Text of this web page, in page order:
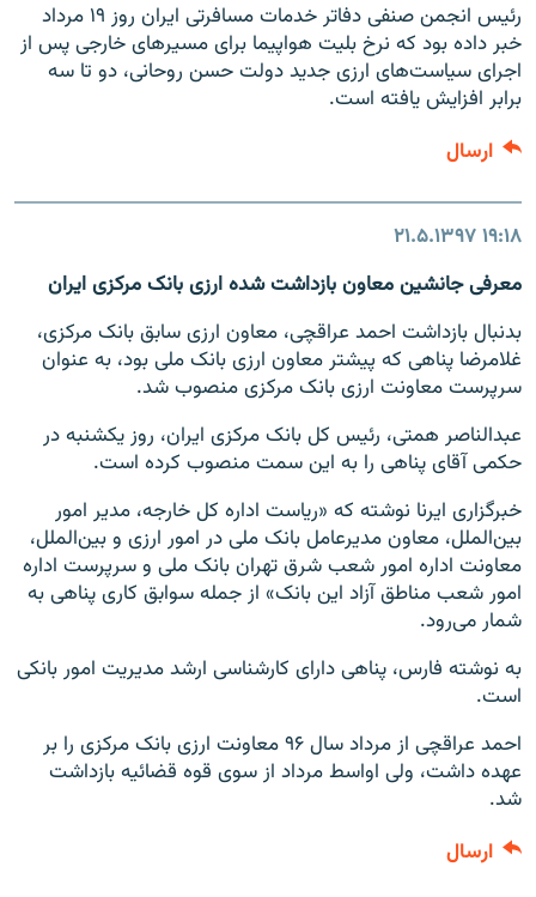
رئیس انجمن صنفی دفاتر خدمات مسافرتی ایران روز ۱۹ مرداد
خبر داده بود که نرخ بلیت هواپیما برای مسیرهای خارجی پس از
اجرای سیاست‌های ارزی جدید دولت حسن روحانی، دو تا سه
برابر افزایش یافته است.
ارسال
۱۹:۱۸۲۱.۵.۱۳۹۷
معرفی جانشین معاون بازداشت شده ارزی بانک مرکزی ایران
بدنبال بازداشت احمد عراقچی، معاون ارزی سابق بانک مرکزی،
غلامرضا پناهی که پیشتر معاون ارزی بانک ملی بود، به عنوان
سرپرست معاونت ارزی بانک مرکزی منصوب شد.
عبدالناصر همتی، رئیس کل بانک مرکزی ایران، روز یکشنبه در
حکمی آقای پناهی را به این سمت منصوب کرده است.
خبرگزاری ایرنا نوشته که «ریاست اداره کل خارجه، مدیر امور
بین‌‌الملل، معاون مدیرعامل بانک ملی در امور ارزی و بین‌‌الملل،
معاونت اداره امور شعب شرق تهران بانک ملی و سرپرست اداره
امور شعب مناطق آزاد این بانک» از جمله سوابق کاری پناهی به
شمار می‌رود.
به نوشته فارس، پناهی دارای کارشناسی ارشد مدیریت امور بانکی
است.
احمد عراقچی از مرداد سال ۹۶ معاونت ارزی بانک مرکزی را بر
عهده داشت، ولی اواسط مرداد از سوی قوه قضائیه بازداشت
شد.
ارسال